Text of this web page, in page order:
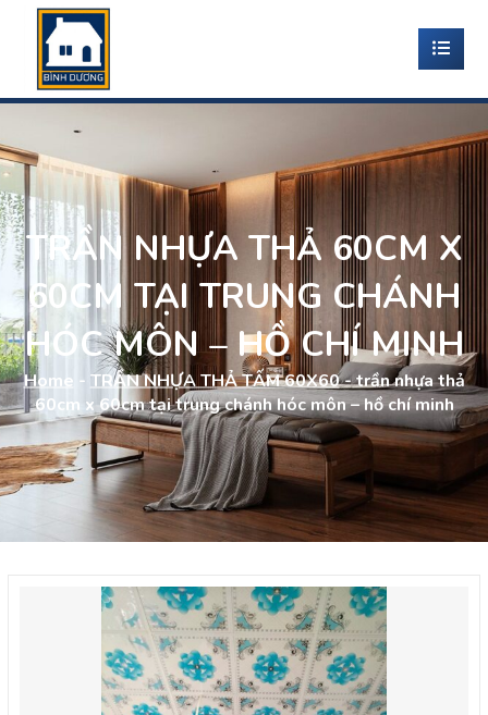
TRẦN NHỰA THẢ 60CM X
60CM TẠI TRUNG CHÁNH
HÓC MÔN – HỒ CHÍ MINH
Home - TRẦN NHỰA THẢ TẤM 60X60-trần nhựa thả
60cm x 60cm tại trung chánh hóc môn – hồ chí minh